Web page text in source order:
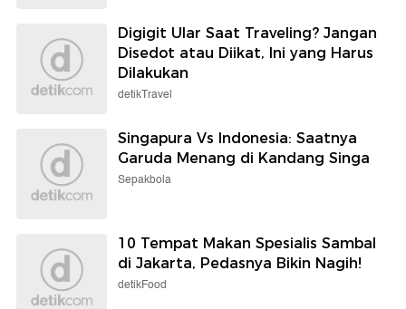
Digigit Ular Saat Traveling? Jangan
Disedot atau Diikat, Ini yang Harus
Dilakukan
detikTravel
Singapura Vs Indonesia: Saatnya
Garuda Menang di Kandang Singa
Sepakbola
10 Tempat Makan Spesialis Sambal
di Jakarta, Pedasnya Bikin Nagih!
detikFood